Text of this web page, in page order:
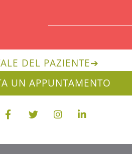
DEL PAZIENTE➔
UN APPUNTAMENTO